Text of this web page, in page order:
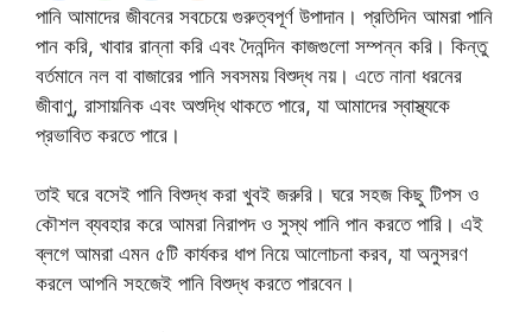
পানি আমাদের জীবনের সবচেয়ে গুরুত্বপূর্ণ উপাদান। প্রতিদিন আমরা পানি
পান করি, খাবার রান্না করি এবং দৈনন্দিন কাজগুলো সম্পন্ন করি। কিন্তু
বর্তমানে নল বা বাজারের পানি সবসময় বিশুদ্ধ নয়। এতে নানা ধরনের
জীবাণু, রাসায়নিক এবং অশুদ্ধি থাকতে পারে, যা আমাদের স্বাস্থ্যকে
প্রভাবিত করতে পারে।
তাই ঘরে বসেই পানি বিশুদ্ধ করা খুবই জরুরি। ঘরে সহজ কিছু টিপস ও
কৌশল ব্যবহার করে আমরা নিরাপদ ও সুস্থ পানি পান করতে পারি। এই
ব্লগে আমরা এমন ৫টি কার্যকর ধাপ নিয়ে আলোচনা করব, যা অনুসরণ
করলে আপনি সহজেই পানি বিশুদ্ধ করতে পারবেন।